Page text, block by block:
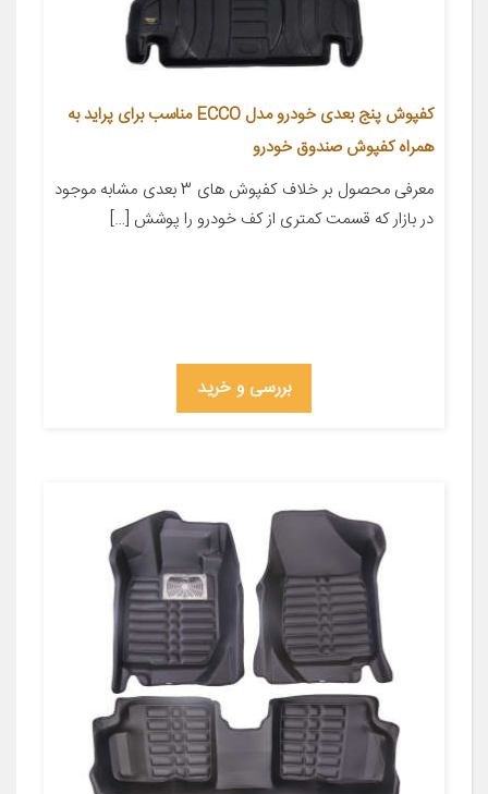
کفپوش پنج بعدی خودرو مدل ECCO مناسب برای پراید به
همراه کفپوش صندوق خودرو
معرفی محصول بر خلاف کفپوش های 3 بعدی مشابه موجود
در بازار که قسمت کمتری از کف خودرو را پوشش […]
بررسی و خرید